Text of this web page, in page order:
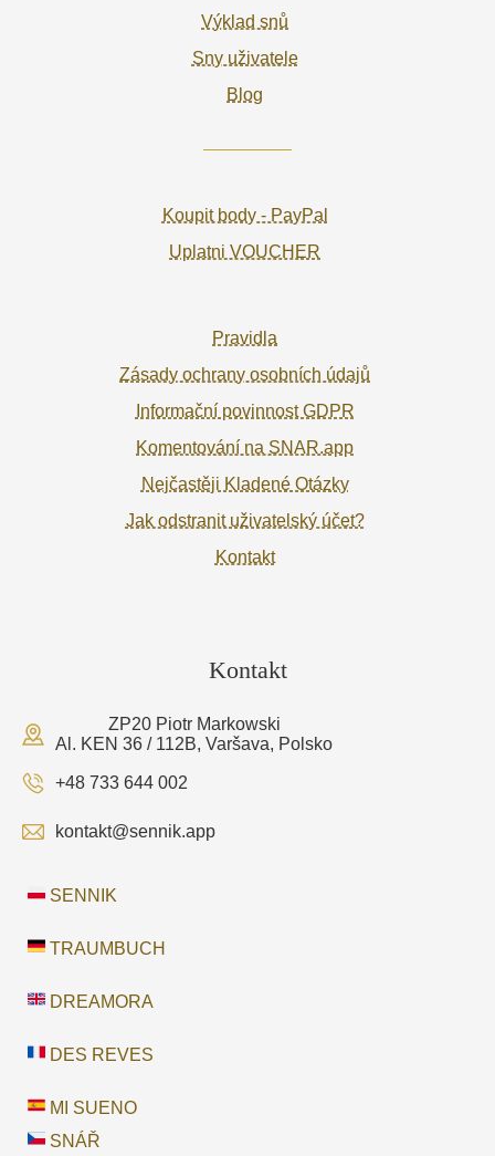
Výklad snů
Sny uživatele
Blog
Koupit body - PayPal
Uplatni VOUCHER
Pravidla
Zásady ochrany osobních údajů
Informační povinnost GDPR
Komentování na SNAR.app
Nejčastěji Kladené Otázky
Jak odstranit uživatelský účet?
Kontakt
Kontakt
ZP20 Piotr Markowski
Al. KEN 36 / 112B, Varšava, Polsko
+48 733 644 002
kontakt@sennik.app
SENNIK
TRAUMBUCH
DREAMORA
DES REVES
MI SUENO
SNÁŘ